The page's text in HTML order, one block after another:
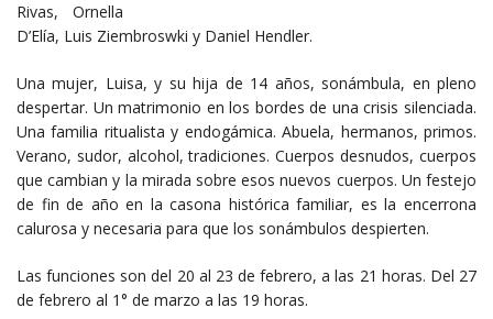
Rivas, Ornella
D’Elía, Luis Ziembroswki y Daniel Hendler.
Una mujer, Luisa, y su hija de 14 años, sonámbula, en pleno
despertar. Un matrimonio en los bordes de una crisis silenciada.
Una familia ritualista y endogámica. Abuela, hermanos, primos.
Verano, sudor, alcohol, tradiciones. Cuerpos desnudos, cuerpos
que cambian y la mirada sobre esos nuevos cuerpos. Un festejo
de fin de año en la casona histórica familiar, es la encerrona
calurosa y necesaria para que los sonámbulos despierten.
Las funciones son del 20 al 23 de febrero, a las 21 horas. Del 27
de febrero al 1° de marzo a las 19 horas.